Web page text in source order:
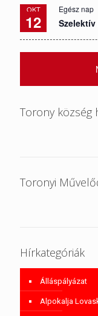
OKT
12
Egész nap
Torony község
Toronyi
Hírkategóriák
Álláspályázat
Alpokalja